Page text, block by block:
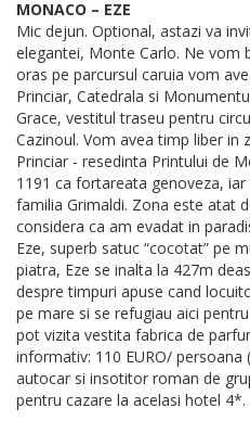
MONACO – EZE
Mic dejun. Optional, astazi va
elegantei, Monte Carlo. Ne vom
oras pe parcursul caruia vom
Princiar, Catedrala si
Grace, vestitul traseu pentru
Cazinoul. Vom avea timp liber in
Princiar - resedinta Printului de
1191 ca fortareata genoveza,
familia Grimaldi. Zona este atat
considera ca am evadat in
Eze, superb satuc “cocotat” pe
piatra, Eze se inalta la 427m
despre timpuri apuse cand
pe mare si se refugiau aici
pot vizita vestita fabrica de
informativ: 110 EURO/
autocar si insotitor roman de
pentru cazare la acelasi hotel 4*.